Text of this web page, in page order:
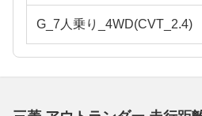
G_7人乗り_4WD(CVT_2.4)